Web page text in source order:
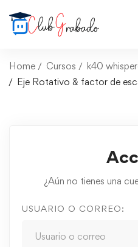
Home Cursos k40
Eje Rotativo & factor de
¿Aún no tienes una
USUARIO O CORREO: